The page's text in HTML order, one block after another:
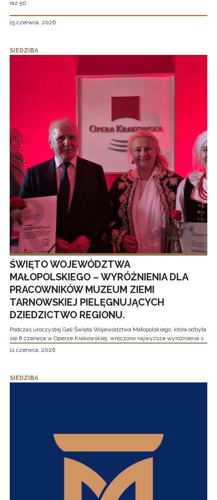
raz 50.
15 czerwca, 2026
SIEDZIBA
ŚWIĘTO WOJEWÓDZTWA
MAŁOPOLSKIEGO – WYRÓŻNIENIA DLA
PRACOWNIKÓW MUZEUM ZIEMI
TARNOWSKIEJ PIELĘGNUJĄCYCH
DZIEDZICTWO REGIONU.
Podczas uroczystej Gali Święta Województwa Małopolskiego, która odbyła
się 8 czerwca w Operze Krakowskiej, wręczono najwyższe wyróżnienia s
11 czerwca, 2026
SIEDZIBA